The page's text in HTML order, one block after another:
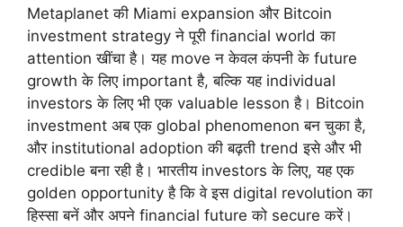
Metaplanet की Miami expansion और Bitcoin
investment strategy ने पूरी financial world का
attention खींचा है। यह move न केवल कंपनी के future
growth के लिए important है, बल्कि यह individual
investors के लिए भी एक valuable lesson है। Bitcoin
investment अब एक global phenomenon बन चुका है,
और institutional adoption की बढ़ती trend इसे और भी
credible बना रही है। भारतीय investors के लिए, यह एक
golden opportunity है कि वे इस digital revolution का
हिस्सा बनें और अपने financial future को secure करें।